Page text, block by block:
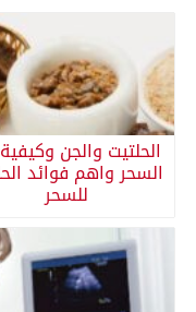
الحلتيت والجن
السحر واهم فوائد
للسحر